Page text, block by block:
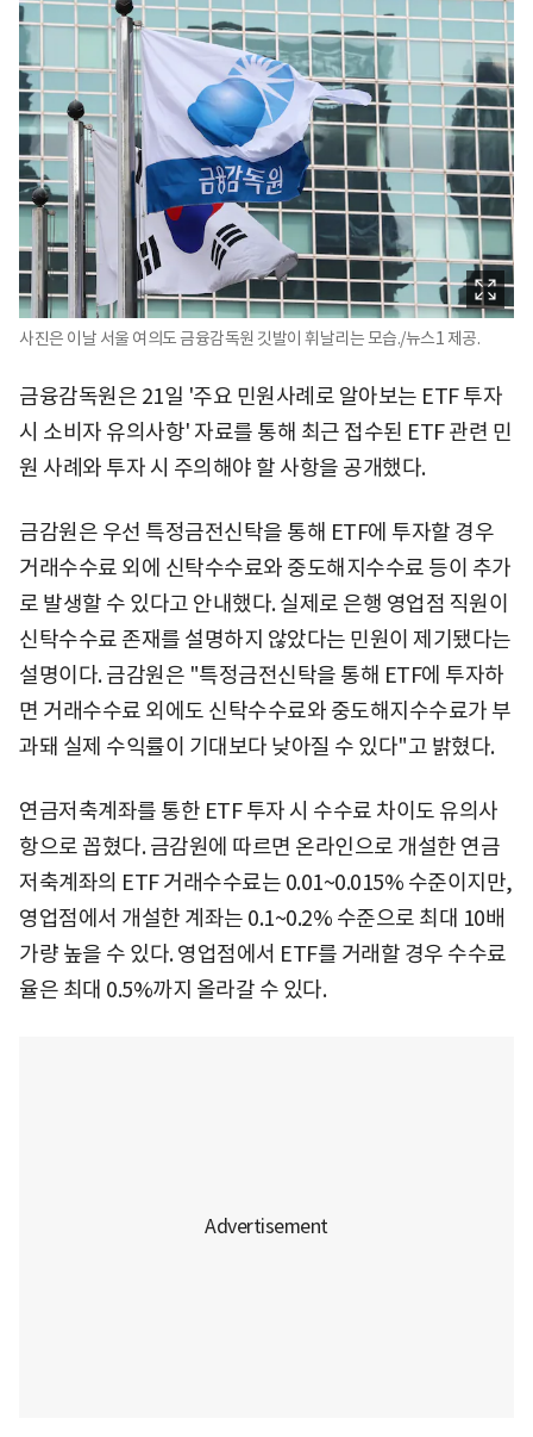
사진은 이날 서울 여의도 금융감독원 깃발이 휘날리는 모습./뉴스1 제공.
금융감독원은 21일 '주요 민원사례로 알아보는 ETF 투자
시 소비자 유의사항' 자료를 통해 최근 접수된 ETF 관련 민
원 사례와 투자 시 주의해야 할 사항을 공개했다.
금감원은 우선 특정금전신탁을 통해 ETF에 투자할 경우
거래수수료 외에 신탁수수료와 중도해지수수료 등이 추가
로 발생할 수 있다고 안내했다. 실제로 은행 영업점 직원이
신탁수수료 존재를 설명하지 않았다는 민원이 제기됐다는
설명이다. 금감원은 "특정금전신탁을 통해 ETF에 투자하
면 거래수수료 외에도 신탁수수료와 중도해지수수료가 부
과돼 실제 수익률이 기대보다 낮아질 수 있다"고 밝혔다.
연금저축계좌를 통한 ETF 투자 시 수수료 차이도 유의사
항으로 꼽혔다. 금감원에 따르면 온라인으로 개설한 연금
저축계좌의 ETF 거래수수료는 0.01~0.015% 수준이지만,
영업점에서 개설한 계좌는 0.1~0.2% 수준으로 최대 10배
가량 높을 수 있다. 영업점에서 ETF를 거래할 경우 수수료
율은 최대 0.5%까지 올라갈 수 있다.